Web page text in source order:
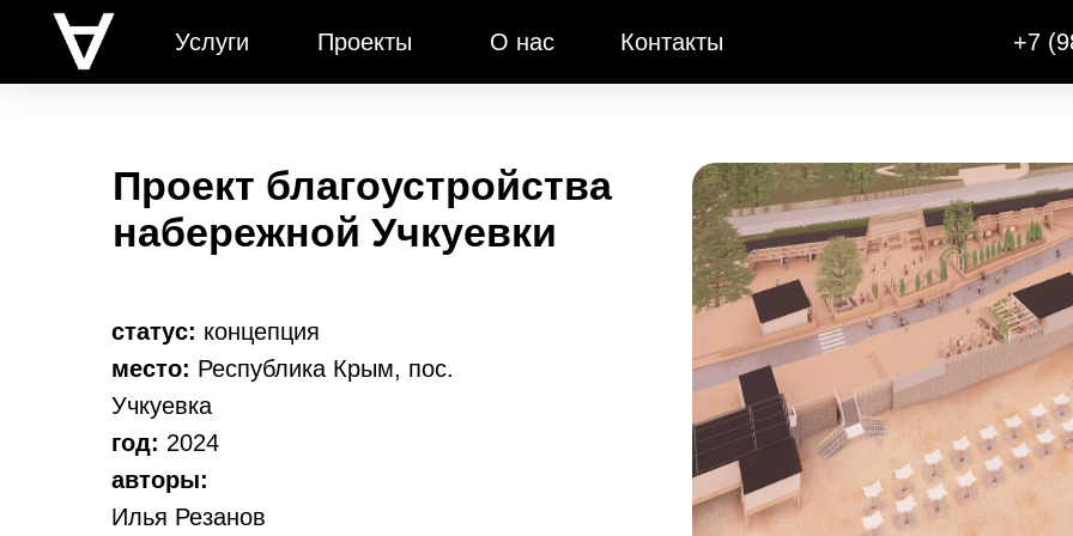
+7
Контакты
О нас
Проекты
Услуги
статус: концепция
место: Республика Крым, пос.
Учкуевка
год: 2024
авторы:
Илья Резанов
Проект благоустройства
набережной Учкуевки